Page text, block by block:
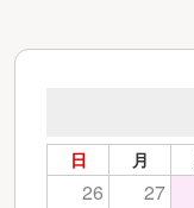
日 月
26 27